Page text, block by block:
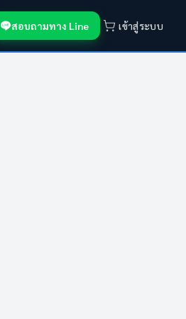
สอบถามทาง Line เข้าสู่ระบบ